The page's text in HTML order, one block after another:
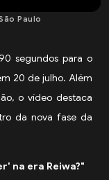
Paulo
segundos para o
20 de julho. Além
o vídeo destaca
da nova fase da
na era Reiwa?"